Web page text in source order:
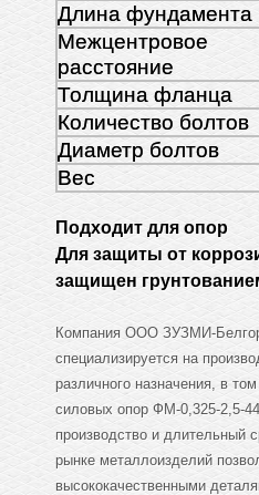
Длина фундамента
Межцентровое
расстояние
Толщина фланца
Количество болтов
Диаметр болтов
Вес
Подходит для опор
Для защиты от
защищен
Компания ООО ЗУЗМИ-
специализируется на
различного назначения, в
силовых опор ФМ-0,325-2,5-
производство и длительный
рынке металлоизделий
высококачественными